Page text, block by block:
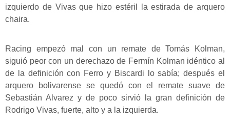
izquierdo de Vivas que hizo estéril la estirada de arquero
chaira.
Racing empezó mal con un remate de Tomás Kolman,
siguió peor con un derechazo de Fermín Kolman idéntico al
de la definición con Ferro y Biscardi lo sabía; después el
arquero bolivarense se quedó con el remate suave de
Sebastián Alvarez y de poco sirvió la gran definición de
Rodrigo Vivas, fuerte, alto y a la izquierda.